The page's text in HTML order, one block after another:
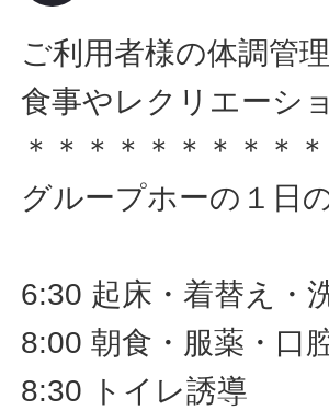
ご利用者様の体調管
食事やレクリエーシ
＊＊＊＊＊＊＊＊＊＊
グループホーの１日
6:30 起床・着替え・
8:00 朝食・服薬・口
8:30 トイレ誘導